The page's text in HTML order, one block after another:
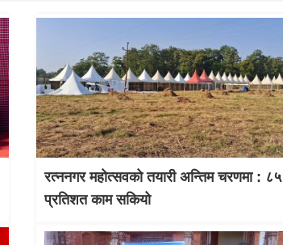
रत्ननगर महोत्सवको तयारी अन्तिम चरणमा : ८५
प्रतिशत काम सकियो